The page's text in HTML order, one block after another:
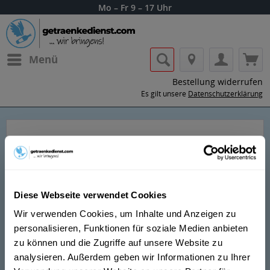
Diese Webseite verwendet Cookies
Wir verwenden Cookies, um Inhalte und Anzeigen zu
personalisieren, Funktionen für soziale Medien anbieten
zu können und die Zugriffe auf unsere Website zu
analysieren. Außerdem geben wir Informationen zu Ihrer
Mo – Fr 9 – 17 Uhr
Menü
Bestellung widerrufen
Es gilt unsere Datenschutzerklärung
Etter Spirituosen
1823: Erstmalige Erwaehnung der Kirschherstellung aus
eigenen Kirschen auf dem Bauernhof Ã‚Â«BergliÃ‚Â» in
Menzingen. Bauer Johann Baptist Etter betrieb dort das
Brennen als Nebenerwerb und legte so den Grundstein